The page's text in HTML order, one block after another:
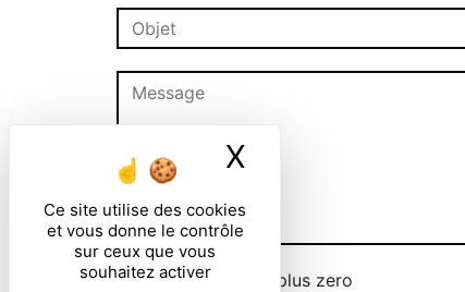
Ce site utilise des cookies
et vous donne le contrôle
sur ceux que vous
souhaitez activer
X
Combien font sept plus zero